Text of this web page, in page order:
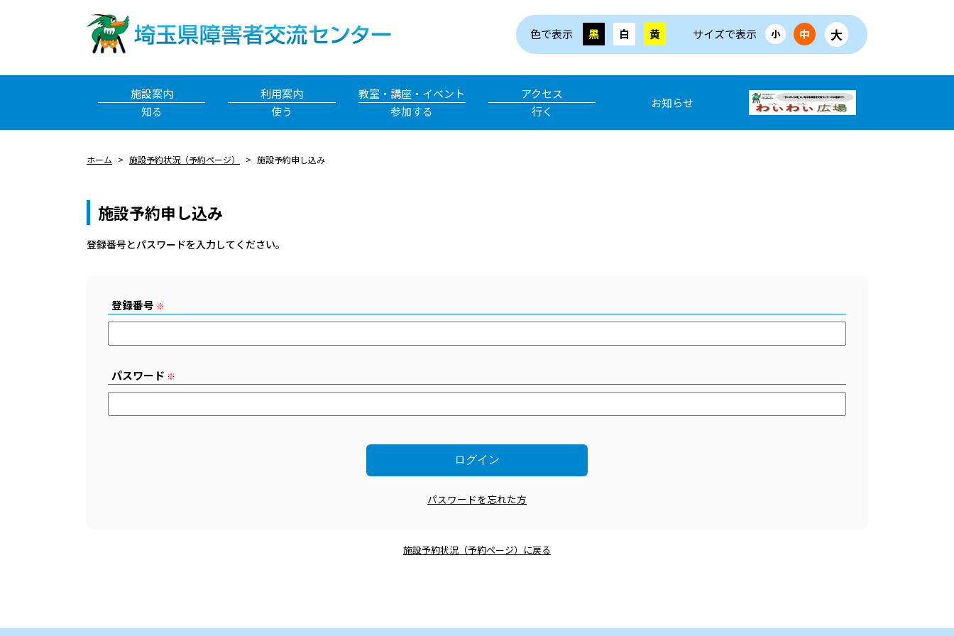
色で表示 黒 白 黄 サイズで表示 小 中 大
施設案内
知る
利用案内
使う
教室・講座・イベント
参加する
アクセス
行く
お知らせ
ホーム 施設予約状況（予約ページ） 施設予約申し込み
施設予約申し込み
登録番号とパスワードを⼊⼒してください。
登録番号 ※
パスワード ※
パスワードを忘れた方
施設予約状況（予約ページ）に戻る